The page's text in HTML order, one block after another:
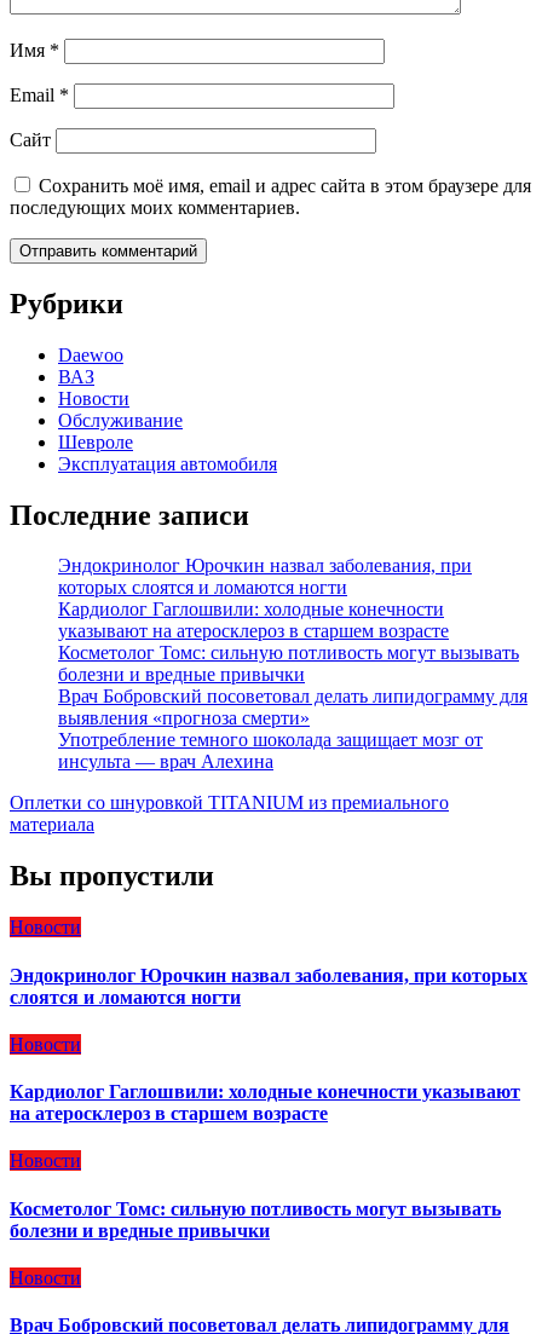
Имя *
Email *
Сайт
Сохранить моё имя, email и адрес сайта в этом браузере для
последующих моих комментариев.
Рубрики
Daewoo
ВАЗ
Новости
Обслуживание
Шевроле
Эксплуатация автомобиля
Последние записи
Эндокринолог Юрочкин назвал заболевания, при
которых слоятся и ломаются ногти
Кардиолог Гаглошвили: холодные конечности
указывают на атеросклероз в старшем возрасте
Косметолог Томс: сильную потливость могут вызывать
болезни и вредные привычки
Врач Бобровский посоветовал делать липидограмму для
выявления «прогноза смерти»
Употребление темного шоколада защищает мозг от
инсульта — врач Алехина
Оплетки со шнуровкой TITANIUM из премиального
материала
Вы пропустили
Новости
Эндокринолог Юрочкин назвал заболевания, при которых
слоятся и ломаются ногти
Новости
Кардиолог Гаглошвили: холодные конечности указывают
на атеросклероз в старшем возрасте
Новости
Косметолог Томс: сильную потливость могут вызывать
болезни и вредные привычки
Новости
Врач Бобровский посоветовал делать липидограмму для